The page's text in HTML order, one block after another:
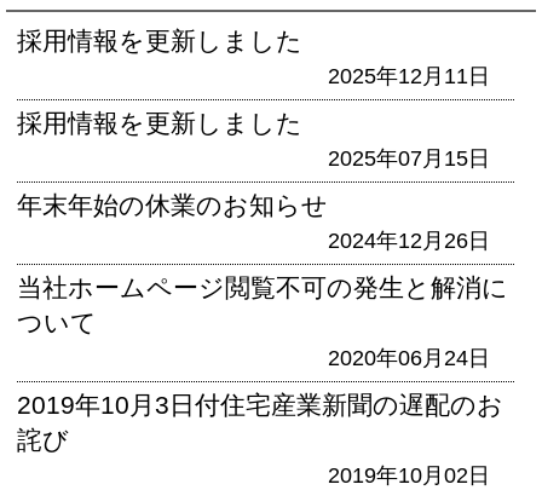
採用情報を更新しました
2025年12月11日
採用情報を更新しました
2025年07月15日
年末年始の休業のお知らせ
2024年12月26日
当社ホームページ閲覧不可の発生と解消に
ついて
2020年06月24日
2019年10月3日付住宅産業新聞の遅配のお
詫び
2019年10月02日